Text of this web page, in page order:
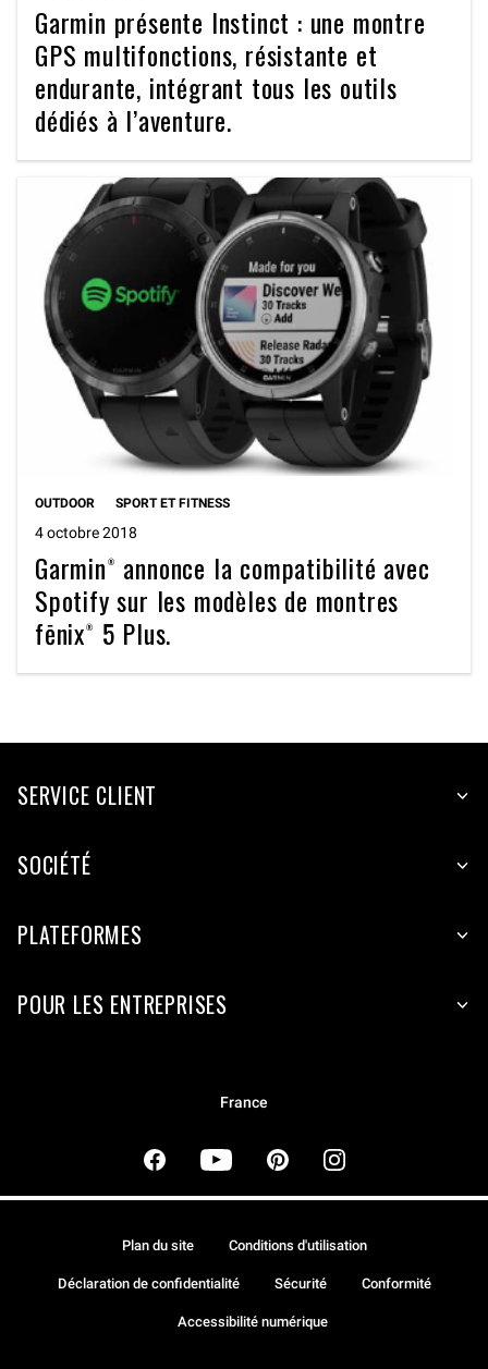
Garmin présente Instinct : une montre
GPS multifonctions, résistante et
endurante, intégrant tous les outils
dédiés à l’aventure.
OUTDOOR SPORT ET FITNESS
4 octobre 2018
Garmin® annonce la compatibilité avec
Spotify sur les modèles de montres
fēnix® 5 Plus.
SERVICE CLIENT
SOCIÉTÉ
PLATEFORMES
POUR LES ENTREPRISES
France
Plan du site Conditions d'utilisation
Déclaration de confidentialité Sécurité Conformité
Accessibilité numérique